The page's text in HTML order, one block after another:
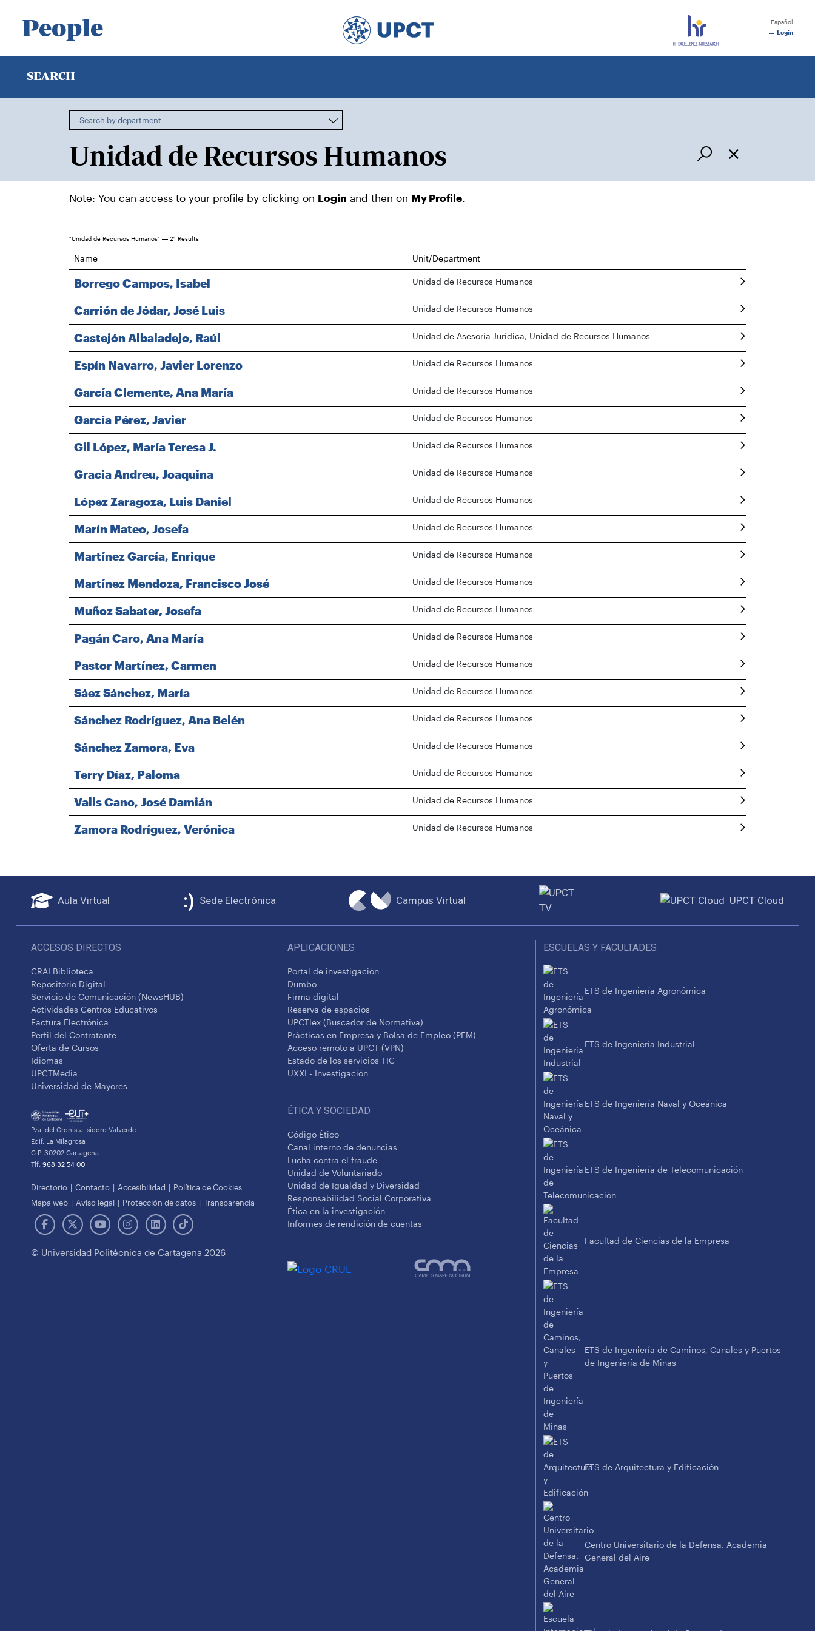
People
Español
Login
SEARCH
Note: You can access to your profile by clicking on Login and then on My Profile.
"Unidad de Recursos Humanos" 21 Results
Name Unit/Department
Borrego Campos, Isabel Unidad de Recursos Humanos
Carrión de Jódar, José Luis Unidad de Recursos Humanos
Castejón Albaladejo, Raúl Unidad de Asesoría Jurídica, Unidad de Recursos Humanos
Espín Navarro, Javier Lorenzo Unidad de Recursos Humanos
García Clemente, Ana María Unidad de Recursos Humanos
García Pérez, Javier Unidad de Recursos Humanos
Gil López, María Teresa J. Unidad de Recursos Humanos
Gracia Andreu, Joaquina Unidad de Recursos Humanos
López Zaragoza, Luis Daniel Unidad de Recursos Humanos
Marín Mateo, Josefa Unidad de Recursos Humanos
Martínez García, Enrique Unidad de Recursos Humanos
Martínez Mendoza, Francisco José Unidad de Recursos Humanos
Muñoz Sabater, Josefa Unidad de Recursos Humanos
Pagán Caro, Ana María Unidad de Recursos Humanos
Pastor Martínez, Carmen Unidad de Recursos Humanos
Sáez Sánchez, María Unidad de Recursos Humanos
Sánchez Rodríguez, Ana Belén Unidad de Recursos Humanos
Sánchez Zamora, Eva Unidad de Recursos Humanos
Terry Díaz, Paloma Unidad de Recursos Humanos
Valls Cano, José Damián Unidad de Recursos Humanos
Zamora Rodríguez, Verónica Unidad de Recursos Humanos
Aula Virtual Sede Electrónica Campus Virtual UPCT Cloud
ACCESOS DIRECTOS
CRAI Biblioteca
Repositorio Digital
Servicio de Comunicación (NewsHUB)
Actividades Centros Educativos
Factura Electrónica
Perfil del Contratante
Oferta de Cursos
Idiomas
UPCTMedia
Universidad de Mayores
Pza. del Cronista Isidoro Valverde
Edif. La Milagrosa
C.P. 30202 Cartagena
Tlf: 968 32 54 00
Directorio Contacto Accesibilidad
Política de Cookies
Mapa web
Aviso legal Protección de datos Transparencia
© Universidad Politécnica de Cartagena 2026
APLICACIONES
Portal de investigación
Dumbo
Firma digital
Reserva de espacios
UPCTlex (Buscador de Normativa)
Prácticas en Empresa y Bolsa de Empleo (PEM)
Acceso remoto a UPCT (VPN)
Estado de los servicios TIC
UXXI - Investigación
ÉTICA Y SOCIEDAD
Código Ético
Canal interno de denuncias
Lucha contra el fraude
Unidad de Voluntariado
Unidad de Igualdad y Diversidad
Responsabilidad Social Corporativa
Ética en la investigación
Informes de rendición de cuentas
ESCUELAS Y FACULTADES
ETS de Ingeniería Agronómica
ETS de Ingeniería Industrial
ETS de Ingeniería Naval y Oceánica
ETS de Ingeniería de Telecomunicación
Facultad de Ciencias de la Empresa
ETS de Ingeniería de Caminos, Canales y Puertos
de Ingeniería de Minas
ETS de Arquitectura y Edificación
Centro Universitario de la Defensa. Academia
General del Aire